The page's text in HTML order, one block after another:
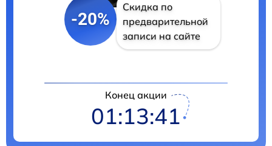
-20%
Скидка по
предварительной
записи на сайте
Конец акции
01:13:40